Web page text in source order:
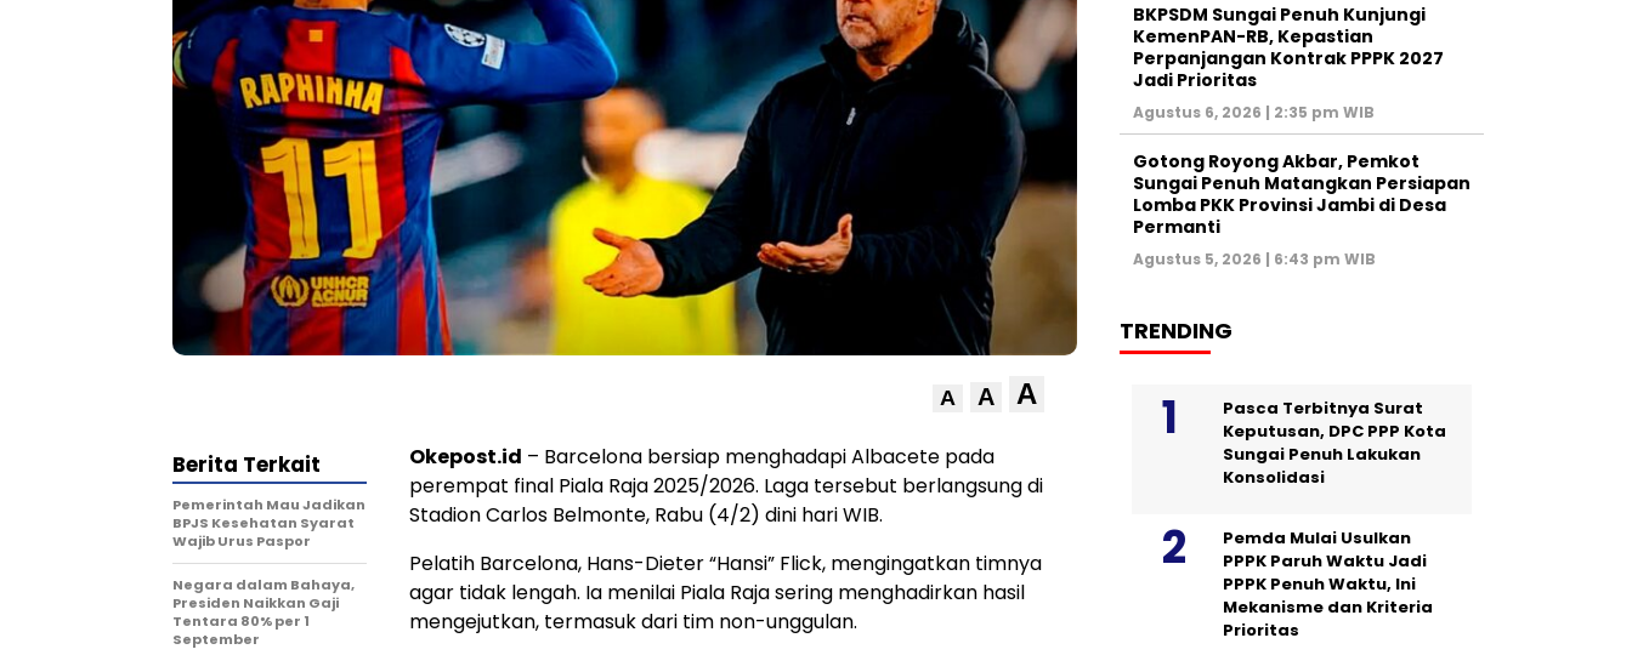
A A A
Okepost.id – Barcelona bersiap menghadapi Albacete pada
perempat final Piala Raja 2025/2026. Laga tersebut berlangsung di
Stadion Carlos Belmonte, Rabu (4/2) dini hari WIB.
Pelatih Barcelona, Hans-Dieter “Hansi” Flick, mengingatkan timnya
agar tidak lengah. Ia menilai Piala Raja sering menghadirkan hasil
mengejutkan, termasuk dari tim non-unggulan.
Berita Terkait
Pemerintah Mau Jadikan
BPJS Kesehatan Syarat
Wajib Urus Paspor
Negara dalam Bahaya,
Presiden Naikkan Gaji
Tentara 80% per 1
September
BKPSDM Sungai Penuh Kunjungi
KemenPAN-RB, Kepastian
Perpanjangan Kontrak PPPK 2027
Jadi Prioritas
Agustus 6, 2026 | 2:35 pm WIB
Gotong Royong Akbar, Pemkot
Sungai Penuh Matangkan Persiapan
Lomba PKK Provinsi Jambi di Desa
Permanti
Agustus 5, 2026 | 6:43 pm WIB
TRENDING
Pasca Terbitnya Surat
Keputusan, DPC PPP Kota
Sungai Penuh Lakukan
Konsolidasi
Pemda Mulai Usulkan
PPPK Paruh Waktu Jadi
PPPK Penuh Waktu, Ini
Mekanisme dan Kriteria
Prioritas